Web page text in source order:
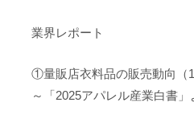
業界レポート
①量販店衣料品の販売動向（
～「2025アパレル産業白書」